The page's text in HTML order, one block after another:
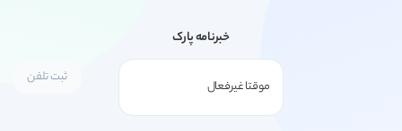
خبرنامه پارک